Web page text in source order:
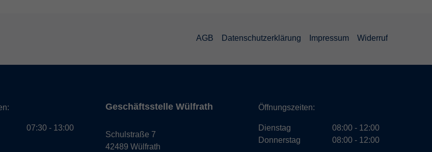
AGB Datenschutzerklärung Impressum Widerruf
07:30 - 13:00
Geschäftsstelle Wülfrath
Schulstraße 7
42489 Wülfrath
Öffnungszeiten:
Dienstag
Donnerstag
08:00 - 12:00
08:00 - 12:00